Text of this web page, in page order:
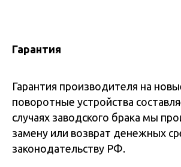
Гарантия
Гарантия производителя на
поворотные устройства
случаях заводского брака мы
замену или возврат денежных
законодательству РФ.